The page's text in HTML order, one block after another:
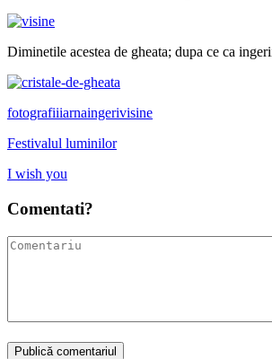
Diminetile acestea de gheata; dupa ce ca
fotografiiiarnaingerivisine
Festivalul luminilor
I wish you
Comentati?